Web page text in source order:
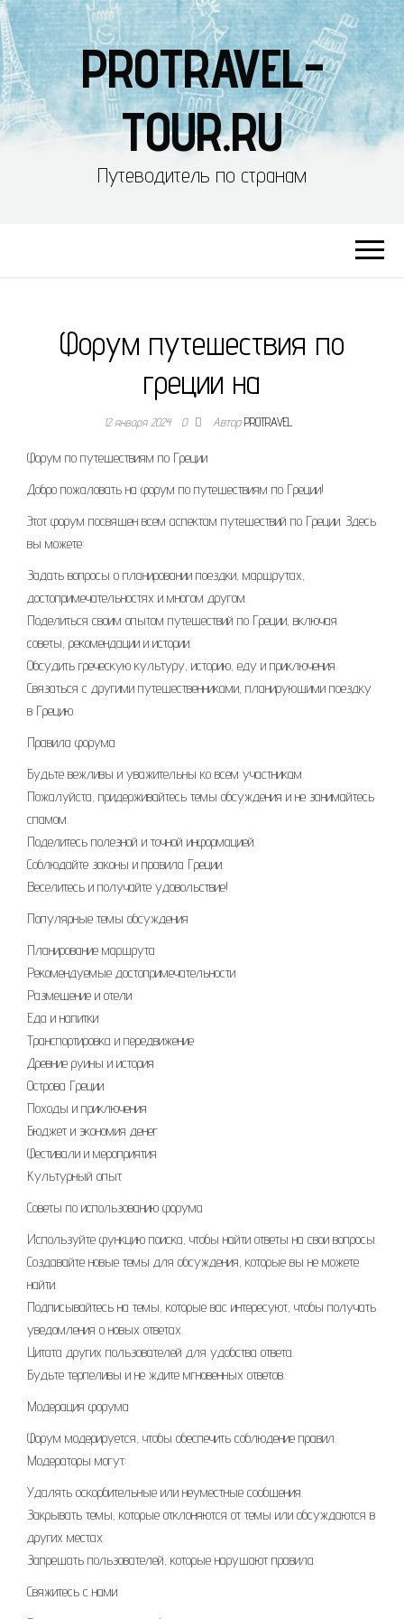
PROTRAVEL-
TOUR.RU
Путеводитель по странам
Форум путешествия по
греции на
12 января 2024 0 АвторPROTRAVEL
Форум по путешествиям по Греции
Добро пожаловать на форум по путешествиям по Греции!
Этот форум посвящен всем аспектам путешествий по Греции. Здесь
вы можете:
Задать вопросы о планировании поездки, маршрутах,
достопримечательностях и многом другом.
Поделиться своим опытом путешествий по Греции, включая
советы, рекомендации и истории.
Обсудить греческую культуру, историю, еду и приключения.
Связаться с другими путешественниками, планирующими поездку
в Грецию.
Правила форума
Будьте вежливы и уважительны ко всем участникам.
Пожалуйста, придерживайтесь темы обсуждения и не занимайтесь
спамом.
Поделитесь полезной и точной информацией.
Соблюдайте законы и правила Греции.
Веселитесь и получайте удовольствие!
Популярные темы обсуждения
Планирование маршрута
Рекомендуемые достопримечательности
Размещение и отели
Еда и напитки
Транспортировка и передвижение
Древние руины и история
Острова Греции
Походы и приключения
Бюджет и экономия денег
Фестивали и мероприятия
Культурный опыт
Советы по использованию форума
Используйте функцию поиска, чтобы найти ответы на свои вопросы.
Создавайте новые темы для обсуждения, которые вы не можете
найти.
Подписывайтесь на темы, которые вас интересуют, чтобы получать
уведомления о новых ответах.
Цитата других пользователей для удобства ответа.
Будьте терпеливы и не ждите мгновенных ответов.
Модерация форума
Форум модерируется, чтобы обеспечить соблюдение правил.
Модераторы могут:
Удалять оскорбительные или неуместные сообщения.
Закрывать темы, которые отклоняются от темы или обсуждаются в
других местах.
Запрещать пользователей, которые нарушают правила.
Свяжитесь с нами